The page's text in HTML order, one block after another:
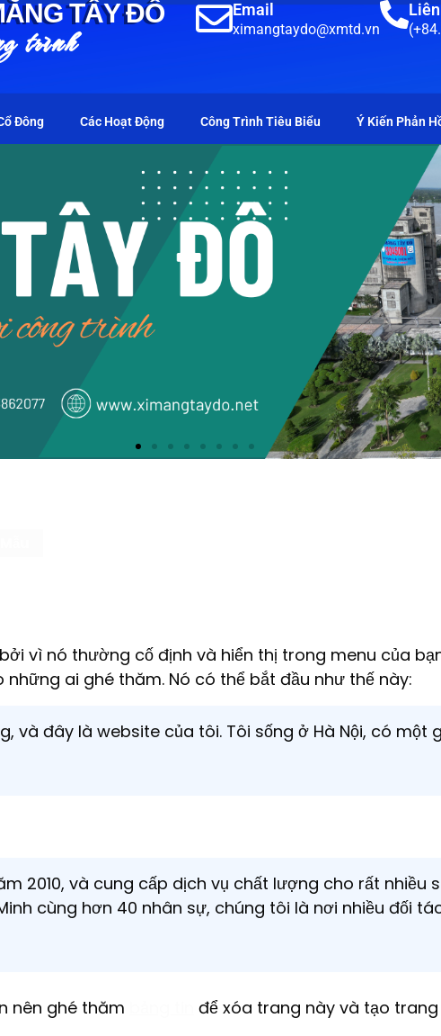
TÂY ĐÔ
trình
Email
ximangtaydo@xmtd.vn
Đông Các Hoạt Động Công Trình Tiêu Biểu Ý Kiến Phản
vì nó thường cố định và hiển thị trong menu của
ai ghé thăm. Nó có thể bắt đầu như thế này:
và đây là website của tôi. Tôi sống ở Hà Nội, có một
2010, và cung cấp dịch vụ chất lượng cho rất nhiều
cùng hơn 40 nhân sự, chúng tôi là nơi nhiều đối
nên ghé thăm
để xóa trang này và tạo